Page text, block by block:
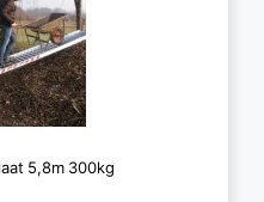
5,8m 300kg